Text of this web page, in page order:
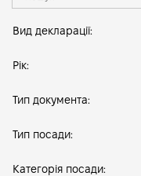
Вид декларації:
Рік:
Тип документа:
Тип посади:
Категорія посади: